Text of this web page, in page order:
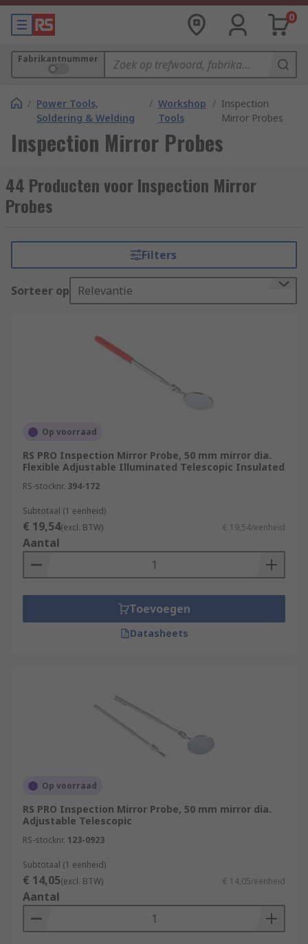
0
Fabrikantnummer
/ Power Tools,
Soldering & Welding
/ Workshop
Tools
/ Inspection
Mirror Probes
Inspection Mirror Probes
44 Producten voor Inspection Mirror
Probes
Filters
Sorteer op Relevantie
Op voorraad
RS PRO Inspection Mirror Probe, 50 mm mirror dia.
Flexible Adjustable Illuminated Telescopic Insulated
RS-stocknr. 394-172
Subtotaal (1 eenheid)
€ 19,54(excl. BTW) € 19,54/eenheid
Aantal
Toevoegen
Datasheets
Op voorraad
RS PRO Inspection Mirror Probe, 50 mm mirror dia.
Adjustable Telescopic
RS-stocknr. 123-0923
Subtotaal (1 eenheid)
€ 14,05(excl. BTW) € 14,05/eenheid
Aantal